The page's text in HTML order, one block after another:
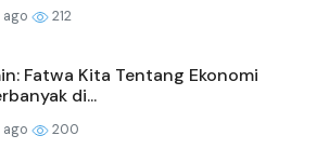
212
Fatwa Kita Tentang Ekonomi
di...
200